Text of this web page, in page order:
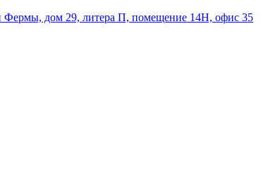
Фермы, дом 29, литера П, помещение 14Н, офис 35